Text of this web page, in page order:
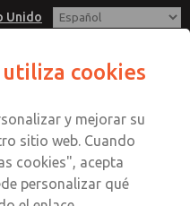
Unido
Cuenta
Registrarse
Inscribirse
utiliza cookies
y mejorar su
sitio web. Cuando
cookies", acepta
personalizar qué